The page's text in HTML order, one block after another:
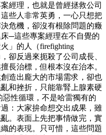
經理，也就是曾經拯救公司
些人非常英勇，一心只想把
危機，卻沒有根除問題的癥
─這些專案經理在不自覺的
」的人（firefighting
卻反過來扼殺了公司成長、
長治標，但根本沒在治本。
造出龐大的市場需求，卻也
和挫折，只能靠腎上腺素硬
性循環，不是哈雷獨有的
：大家拚命想交出成果，雖
。表面上先把事情做完，實
的表現。只可惜，這些問題